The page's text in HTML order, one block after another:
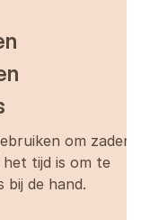
om zaden
tijd is om te
bij de hand.